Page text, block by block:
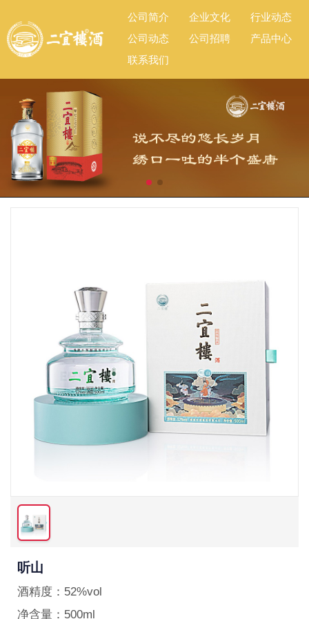
公司简介 企业文化
行业动态
公司动态
公司招聘
产品中心
联系我们
听山
酒精度： 52%vol
净含量： 500ml